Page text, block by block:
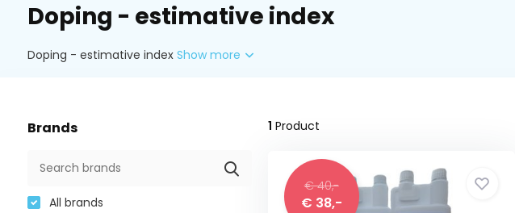
Doping - estimative index
Doping - estimative index Show more
Brands
All brands
1 Product
€ 40,-
€ 38,-